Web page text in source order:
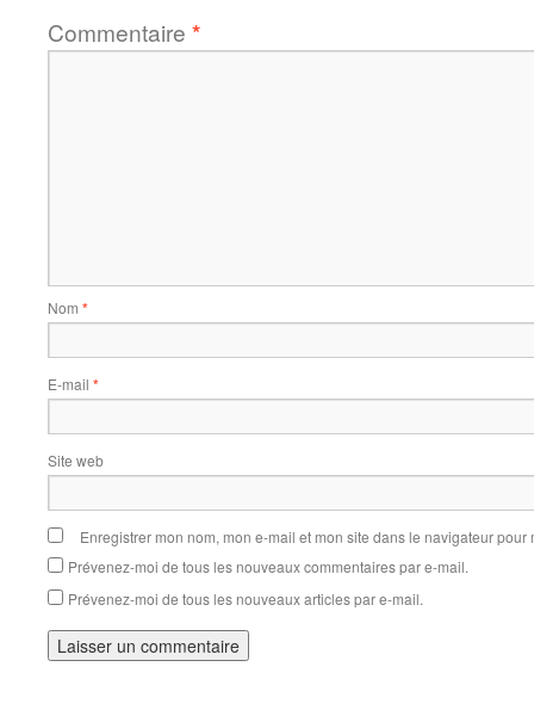
Commentaire *
Nom *
E-mail *
Site web
Enregistrer mon nom, mon e-mail et mon site dans le navigateur
Prévenez-moi de tous les nouveaux commentaires par e-mail.
Prévenez-moi de tous les nouveaux articles par e-mail.